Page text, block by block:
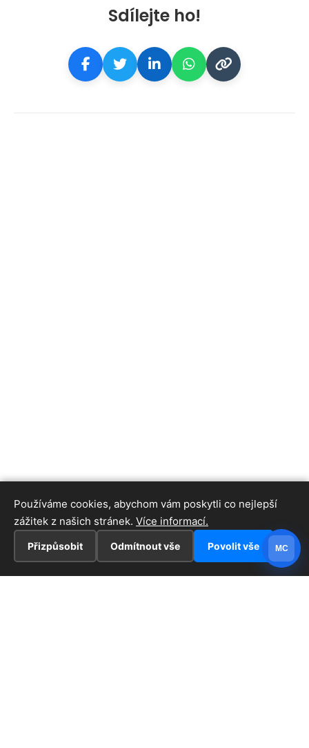
Sdílejte ho!
Používáme cookies, abychom vám poskytli co nejlepší
zážitek z našich stránek. Více informací.
Přizpůsobit Odmítnout vše Povolit vše MC